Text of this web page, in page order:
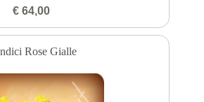
€ 64,00
Rose Gialle